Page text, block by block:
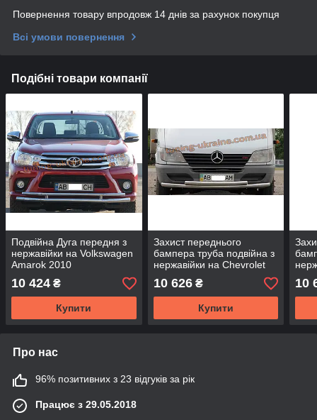
Повернення товару впродовж 14 днів за рахунок покупця
Всі умови повернення
Подібні товари компанії
Подвійна Дуга передня з
нержавійки на Volkswagen
Amarok 2010
10 424 ₴
Купити
Захист переднього
бампера труба подвійна з
нержавійки на Chevrolet
Orlando 2010-2015
10 626₴
Купити
10
Про нас
96% позитивних з 23 відгуків за рік
Працює з 29.05.2018